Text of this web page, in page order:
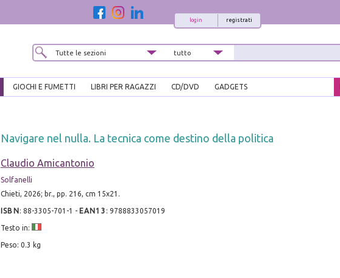
registrati
login
GIOCHI E FUMETTI LIBRI PER RAGAZZI CD/DVD GADGETS
Navigare nel nulla. La tecnica come destino della politica
Claudio Amicantonio
Solfanelli
Chieti, 2026; br., pp. 216, cm 15x21.
ISBN : 88-3305-701-1 - EAN13 : 9788833057019
Testo in:
Peso: 0.3 kg